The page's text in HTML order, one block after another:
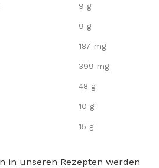
9 g
9 g
187 mg
399 mg
48 g
10 g
15 g
in unseren Rezepten werden